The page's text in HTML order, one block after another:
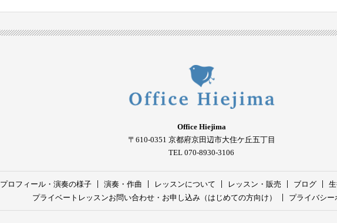
Office Hiejima
〒610-0351 京都府京田辺市大住ケ丘五丁目
TEL 070-8930-3106
プロフィール・演奏の様子 演奏・作曲 レッスンについて レッスン・販売 ブログ
プライベートレッスンお問い合わせ・お申し込み（はじめての方向け）
プライバシー